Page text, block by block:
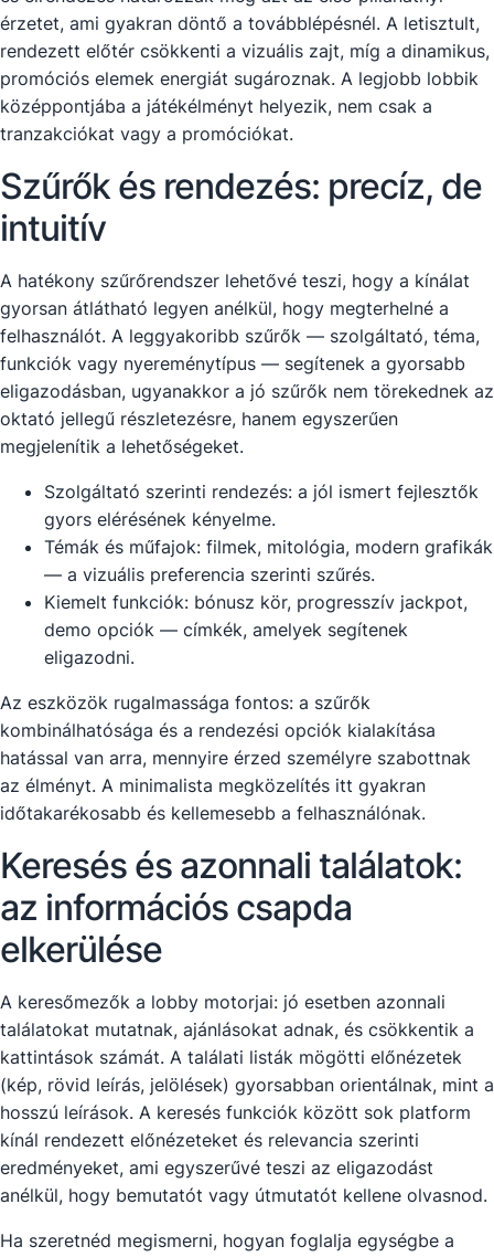
érzetet, ami gyakran döntő a továbblépésnél. A letisztult,
rendezett előtér csökkenti a vizuális zajt, míg a dinamikus,
promóciós elemek energiát sugároznak. A legjobb lobbik
középpontjába a játékélményt helyezik, nem csak a
tranzakciókat vagy a promóciókat.
Szűrők és rendezés: precíz, de
intuitív
A hatékony szűrőrendszer lehetővé teszi, hogy a kínálat
gyorsan átlátható legyen anélkül, hogy megterhelné a
felhasználót. A leggyakoribb szűrők — szolgáltató, téma,
funkciók vagy nyereménytípus — segítenek a gyorsabb
eligazodásban, ugyanakkor a jó szűrők nem törekednek az
oktató jellegű részletezésre, hanem egyszerűen
megjelenítik a lehetőségeket.
Szolgáltató szerinti rendezés: a jól ismert fejlesztők
gyors elérésének kényelme.
Témák és műfajok: filmek, mitológia, modern grafikák
— a vizuális preferencia szerinti szűrés.
Kiemelt funkciók: bónusz kör, progresszív jackpot,
demo opciók — címkék, amelyek segítenek
eligazodni.
Az eszközök rugalmassága fontos: a szűrők
kombinálhatósága és a rendezési opciók kialakítása
hatással van arra, mennyire érzed személyre szabottnak
az élményt. A minimalista megközelítés itt gyakran
időtakarékosabb és kellemesebb a felhasználónak.
Keresés és azonnali találatok:
az információs csapda
elkerülése
A keresőmezők a lobby motorjai: jó esetben azonnali
találatokat mutatnak, ajánlásokat adnak, és csökkentik a
kattintások számát. A találati listák mögötti előnézetek
(kép, rövid leírás, jelölések) gyorsabban orientálnak, mint a
hosszú leírások. A keresés funkciók között sok platform
kínál rendezett előnézeteket és relevancia szerinti
eredményeket, ami egyszerűvé teszi az eligazodást
anélkül, hogy bemutatót vagy útmutatót kellene olvasnod.
Ha szeretnéd megismerni, hogyan foglalja egységbe a